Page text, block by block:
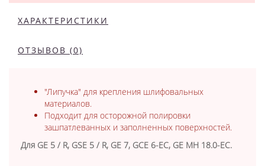
ХАРАКТЕРИСТИКИ
ОТЗЫВОВ (0)
"Липучка" для крепления шлифовальных
материалов.
Подходит для осторожной полировки
зашпатлеванных и заполненных поверхностей.
Для GE 5 / R, GSE 5 / R, GE 7, GCE 6-EC, GE MH 18.0-EC.